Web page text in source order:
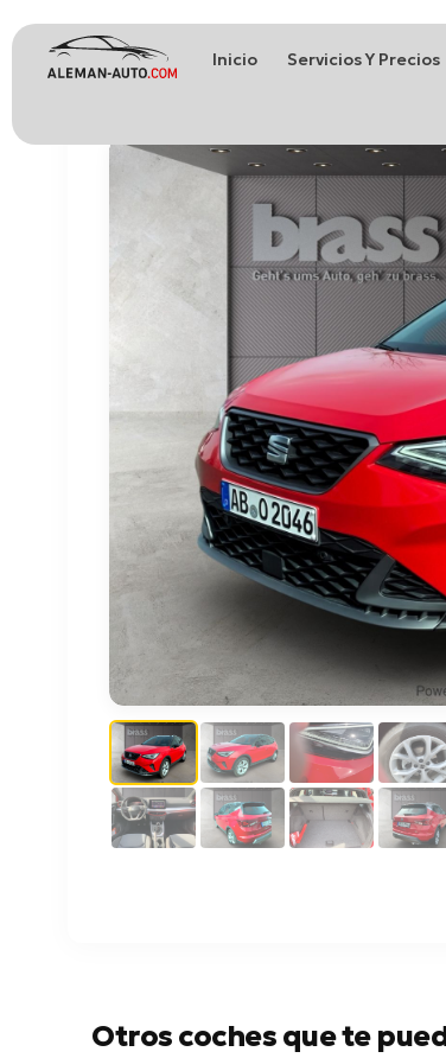
Inicio Servicios Y Precios
Otros coches que te